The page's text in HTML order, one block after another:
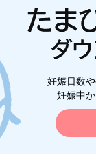
妊娠日数
妊娠中